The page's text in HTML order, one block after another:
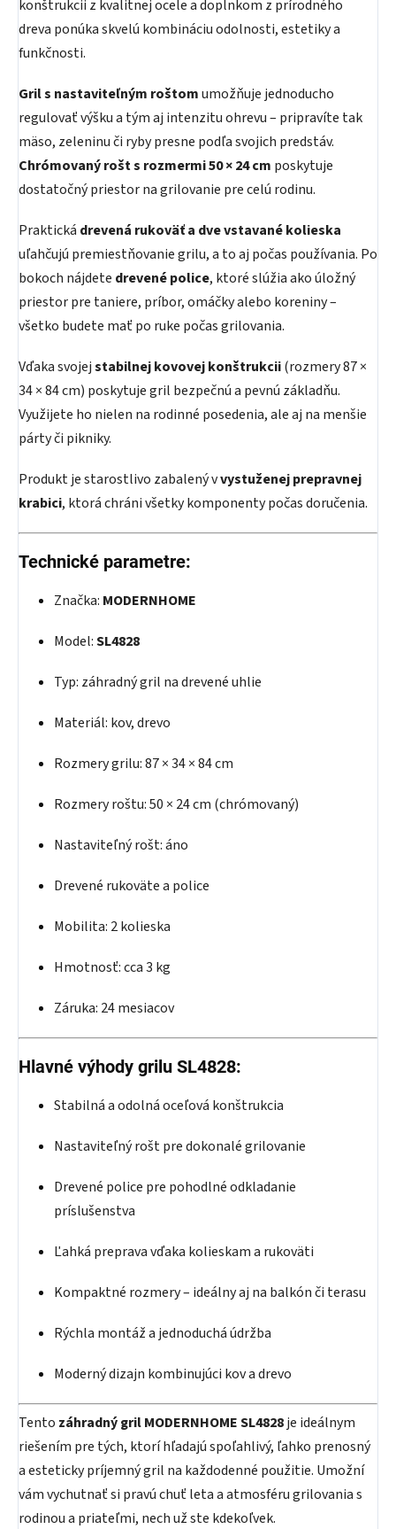
konštrukcii z kvalitnej ocele a doplnkom z prírodného
dreva ponúka skvelú kombináciu odolnosti, estetiky a
funkčnosti.
Gril s nastaviteľným roštomumožňuje jednoducho
regulovať výšku a tým aj intenzitu ohrevu – pripravíte tak
mäso, zeleninu či ryby presne podľa svojich predstáv.
Chrómovaný rošt s rozmermi 50 × 24 cm poskytuje
dostatočný priestor na grilovanie pre celú rodinu.
Praktická drevená rukoväť a dve vstavané kolieska
uľahčujú premiestňovanie grilu, a to aj počas používania. Po
bokoch nájdete drevené police, ktoré slúžia ako úložný
priestor pre taniere, príbor, omáčky alebo koreniny –
všetko budete mať po ruke počas grilovania.
Vďaka svojejstabilnej kovovej konštrukcii(rozmery 87 ×
34 × 84 cm) poskytuje gril bezpečnú a pevnú základňu.
Využijete ho nielen na rodinné posedenia, ale aj na menšie
párty či pikniky.
Produkt je starostlivo zabalený vvystuženej prepravnej
krabici, ktorá chráni všetky komponenty počas doručenia.
Technické parametre:
Značka: MODERNHOME
Model:SL4828
Typ: záhradný gril na drevené uhlie
Materiál: kov, drevo
Rozmery grilu: 87 × 34 × 84 cm
Rozmery roštu: 50 × 24 cm (chrómovaný)
Nastaviteľný rošt: áno
Drevené rukoväte a police
Mobilita: 2 kolieska
Hmotnosť: cca 3 kg
Záruka: 24 mesiacov
Hlavné výhody grilu SL4828:
Stabilná a odolná oceľová konštrukcia
Nastaviteľný rošt pre dokonalé grilovanie
Drevené police pre pohodlné odkladanie
príslušenstva
Ľahká preprava vďaka kolieskam a rukoväti
Kompaktné rozmery – ideálny aj na balkón či terasu
Rýchla montáž a jednoduchá údržba
Moderný dizajn kombinujúci kov a drevo
Tento záhradný gril MODERNHOME SL4828je ideálnym
riešením pre tých, ktorí hľadajú spoľahlivý, ľahko prenosný
a esteticky príjemný gril na každodenné použitie. Umožní
vám vychutnať si pravú chuť leta a atmosféru grilovania s
rodinou a priateľmi, nech už ste kdekoľvek.